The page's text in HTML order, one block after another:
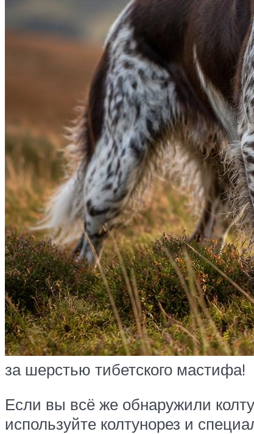
за шерстью тибетского мастифа!
Если вы всё же обнаружили
используйте колтунорез и